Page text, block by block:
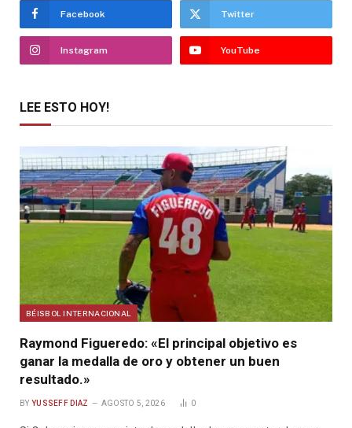
Facebook Twitter
Instagram YouTube
LEE ESTO HOY!
BÉISBOL INTERNACIONAL
Raymond Figueredo: «El principal objetivo es
ganar la medalla de oro y obtener un buen
resultado.»
BY YUSSEFF DIAZ AGOSTO 5, 2026 0